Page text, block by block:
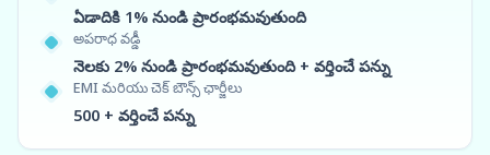
ఏడాదికి 1% నుండి ప్రారంభమవుతుంది
అపరాధ వడ్డీ
నెలకు 2% నుండి ప్రారంభమవుతుంది + వర్తించే పన్ను
EMI మరియు చెక్ బౌన్స్ ఛార్జీలు
500 + వర్తించే పన్ను